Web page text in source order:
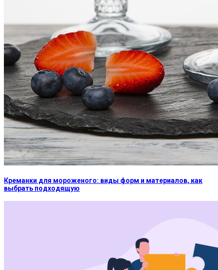
Креманки для мороженого: виды форм и материалов, как
выбрать подходящую